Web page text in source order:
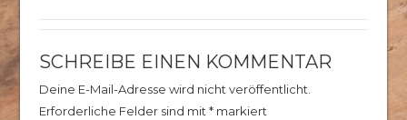
SCHREIBE EINEN KOMMENTAR
Deine E-Mail-Adresse wird nicht veröffentlicht.
Erforderliche Felder sind mit*markiert